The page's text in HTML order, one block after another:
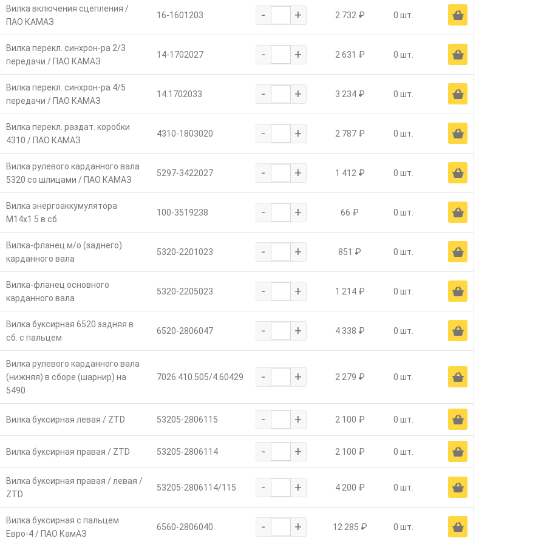
Вилка включения сцепления /
ПАО КАМАЗ
16-1601203 - + 2 732 ₽ 0 шт. Ä
Вилка перекл. синхрон-ра 2/3
передачи / ПАО КАМАЗ
14-1702027 - + 2 631 ₽ 0 шт. Ä
Вилка перекл. синхрон-ра 4/5
передачи / ПАО КАМАЗ
14.1702033 - + 3 234 ₽ 0 шт. Ä
Вилка перекл. раздат. коробки
4310 / ПАО КАМАЗ
4310-1803020 - + 2 787 ₽ 0 шт. Ä
Вилка рулевого карданного вала
5320 со шлицами / ПАО КАМАЗ
5297-3422027 - + 1 412 ₽ 0 шт. Ä
Вилка энергоаккумулятора
М14х1.5 в сб.
100-3519238 - + 66 ₽ 0 шт. Ä
Вилка-фланец м/о (заднего)
карданного вала
5320-2201023 - + 851 ₽ 0 шт. Ä
Вилка-фланец основного
карданного вала
5320-2205023 - + 1 214 ₽ 0 шт. Ä
Вилка буксирная 6520 задняя в
сб. с пальцем
6520-2806047 - + 4 338 ₽ 0 шт. Ä
Вилка рулевого карданного вала
(нижняя) в сборе (шарнир) на
5490
7026.410.505/4.60429 - + 2 279 ₽ 0 шт. Ä
Вилка буксирная левая / ZTD 53205-2806115 - + 2 100 ₽ 0 шт. Ä
Вилка буксирная правая / ZTD 53205-2806114 - + 2 100 ₽ 0 шт. Ä
Вилка буксирная правая / левая /
ZTD
53205-2806114/115 - + 4 200 ₽ 0 шт. Ä
Вилка буксирная с пальцем
Евро-4 / ПАО КамАЗ
6560-2806040 - + 12 285 ₽ 0 шт. Ä